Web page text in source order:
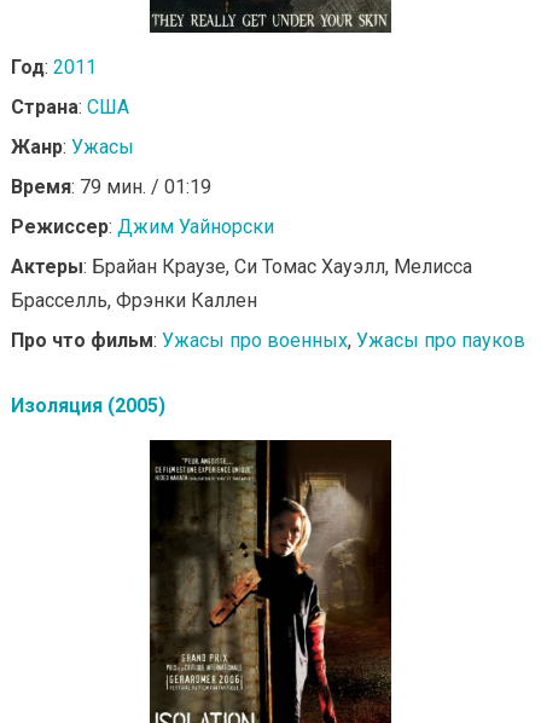
Год: 2011
Страна: США
Жанр: Ужасы
Время: 79 мин. / 01:19
Режиссер: Джим Уайнорски
Актеры: Брайан Краузе, Си Томас Хауэлл, Мелисса
Брасселль, Фрэнки Каллен
Про что фильм: Ужасы про военных, Ужасы про пауков
Изоляция (2005)